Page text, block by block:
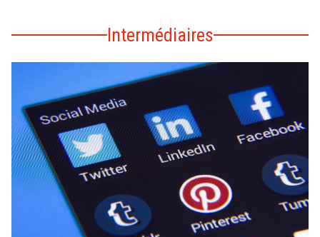
Intermédiaires